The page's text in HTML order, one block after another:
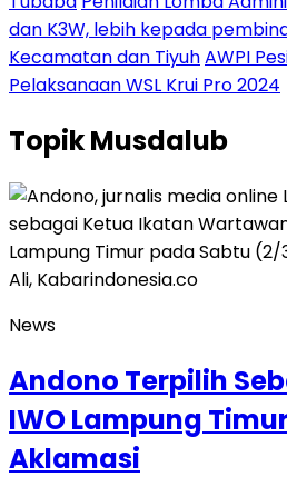
dan K3W, lebih kepada
Kecamatan dan TiyuhAWPI
Pelaksanaan WSL Krui Pro 2024
TopikMusdalub
News
Andono Terpilih
IWO Lampung
Aklamasi